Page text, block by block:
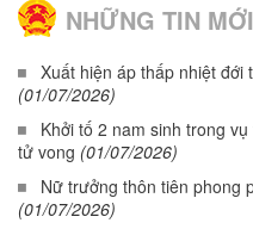
NHỮNG TIN
Xuất hiện áp thấp nhiệt đới
(01/07/2026)
Khởi tố 2 nam sinh trong
tử vong (01/07/2026)
Nữ trưởng thôn tiên phong
(01/07/2026)